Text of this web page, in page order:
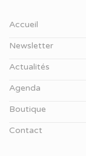
Accueil
Newsletter
Actualités
Agenda
Boutique
Contact